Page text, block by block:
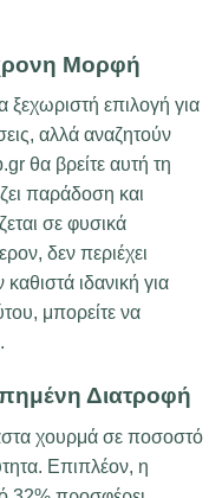
Μορφή
ξεχωριστή επιλογή για
αλλά αναζητούν
θα βρείτε αυτή τη
παράδοση και
σε φυσικά
δεν περιέχει
ιδανική για
μπορείτε να
Διατροφή
χουρμά σε ποσοστό
Επιπλέον, η